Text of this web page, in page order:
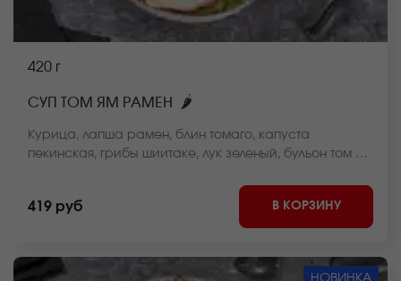
420 г
СУП ТОМ ЯМ РАМЕН 🌶
Курица, лапша рамен, блин томаго, капуста
пекинская, грибы шиитаке, лук зеленый, бульон том ям
419 руб В КОРЗИНУ
НОВИНКА